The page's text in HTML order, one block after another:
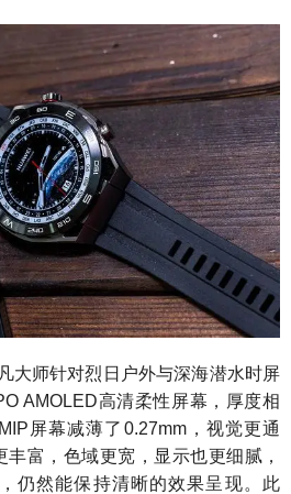
大师针对烈日户外与深海潜水时屏
AMOLED高清柔性屏幕，厚度相
屏幕减薄了0.27mm，视觉更通
富，色域更宽，显示也更细腻，
仍然能保持清晰的效果呈现。此